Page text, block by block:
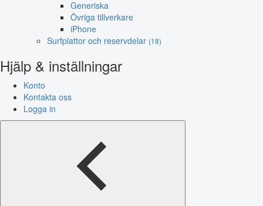
Generiska
Övriga tillverkare
iPhone
Surfplattor och reservdelar (18)
Hjälp & inställningar
Konto
Kontakta oss
Logga in